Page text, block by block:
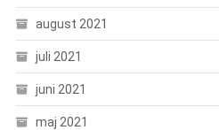
august 2021
juli 2021
juni 2021
maj 2021